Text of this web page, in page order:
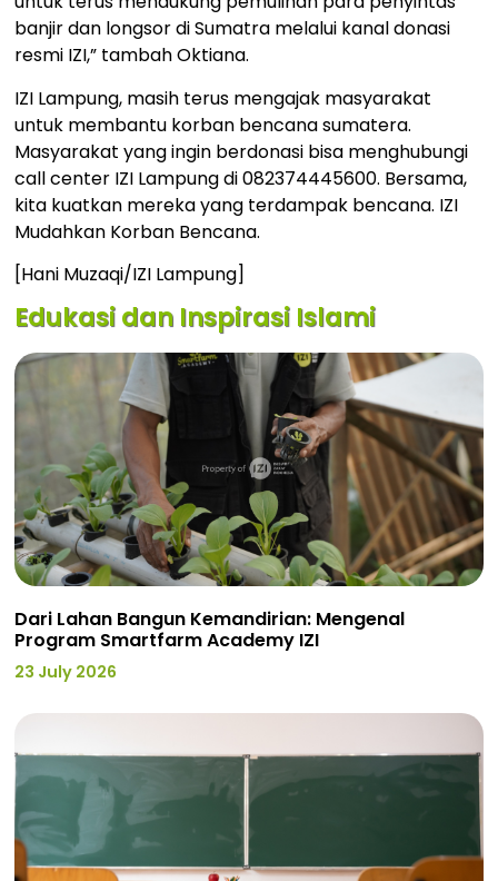
banjir dan longsor di Sumatra melalui kanal donasi
resmi IZI,” tambah Oktiana.
IZI Lampung, masih terus mengajak masyarakat
untuk membantu korban bencana sumatera.
Masyarakat yang ingin berdonasi bisa menghubungi
call center IZI Lampung di 082374445600. Bersama,
kita kuatkan mereka yang terdampak bencana. IZI
Mudahkan Korban Bencana.
‎[Hani Muzaqi/IZI Lampung]
Edukasi dan Inspirasi Islami
Dari Lahan Bangun Kemandirian: Mengenal
Program Smartfarm Academy IZI
23 July 2026